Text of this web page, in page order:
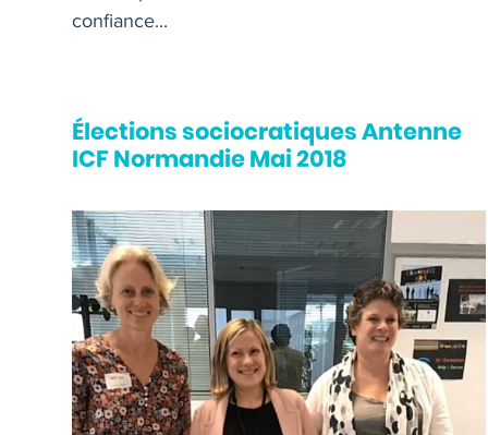
confiance...
Élections sociocratiques Antenne
ICF Normandie Mai 2018